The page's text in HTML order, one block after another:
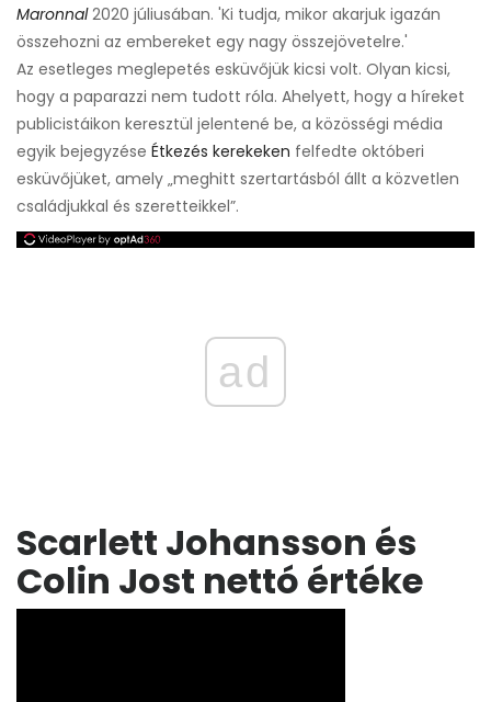
Maronnal 2020 júliusában. 'Ki tudja, mikor akarjuk igazán
összehozni az embereket egy nagy összejövetelre.'
Az esetleges meglepetés esküvőjük kicsi volt. Olyan kicsi,
hogy a paparazzi nem tudott róla. Ahelyett, hogy a híreket
publicistáikon keresztül jelentené be, a közösségi média
egyik bejegyzése Étkezés kerekeken felfedte októberi
esküvőjüket, amely „meghitt szertartásból állt a közvetlen
családjukkal és szeretteikkel”.
ad
Scarlett Johansson és
Colin Jost nettó értéke